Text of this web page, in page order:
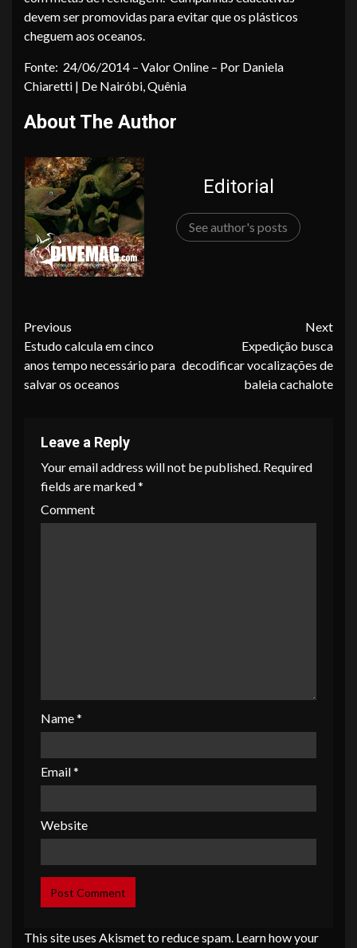
devem ser promovidas para evitar que os plásticos
cheguem aos oceanos.
Fonte: 24/06/2014 – Valor Online – Por Daniela
Chiaretti | De Nairóbi, Quênia
About The Author
Editorial
See author's posts
Continue
Reading
Previous
Estudo calcula em cinco
anos tempo necessário para
salvar os oceanos
Next
Expedição busca
decodificar vocalizações de
baleia cachalote
Leave a Reply
Your email address will not be published. Required
fields are marked*
Comment
Name*
Email*
Website
This site uses Akismet to reduce spam. Learn how your